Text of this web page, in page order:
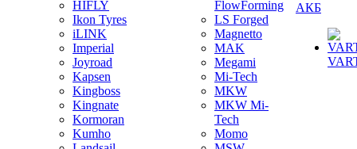
HIFLY
Ikon Tyres
iLINK
Imperial
Joyroad
Kapsen
Kingboss
Kingnate
Kormoran
Kumho
FlowForming
LS Forged
Magnetto
MAK
Megami
Mi-Tech
MKW
MKW Mi-
Tech
Momo
АКБ